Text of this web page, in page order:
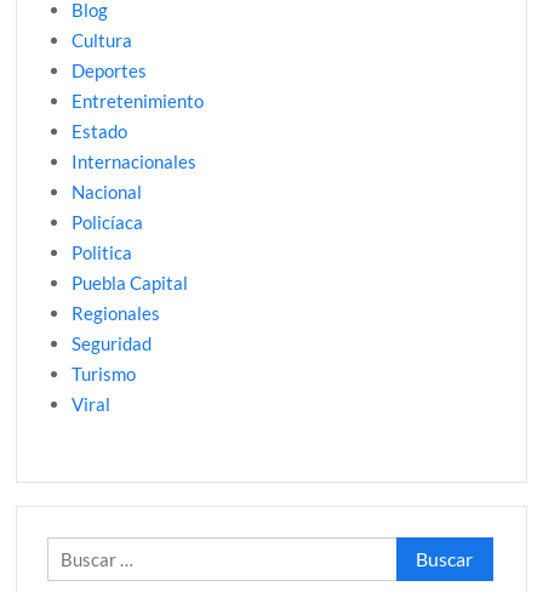
Blog
Cultura
Deportes
Entretenimiento
Estado
Internacionales
Nacional
Policíaca
Politica
Puebla Capital
Regionales
Seguridad
Turismo
Viral
Buscar: